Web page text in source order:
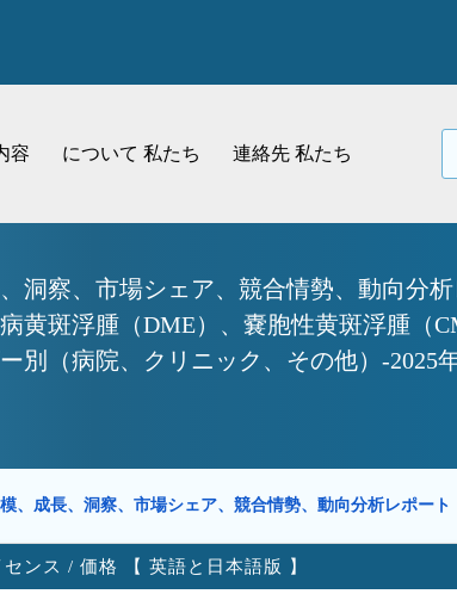
容 について 私たち 連絡先 私たち
洞察、市場シェア、競合情勢、動向分
黄斑浮腫（DME）、嚢胞性黄斑浮腫（
別（病院、クリニック、その他）-2025
、成長、洞察、市場シェア、競合情勢、動向分析レポート
センス / 価格 【 英語と日本語版 】